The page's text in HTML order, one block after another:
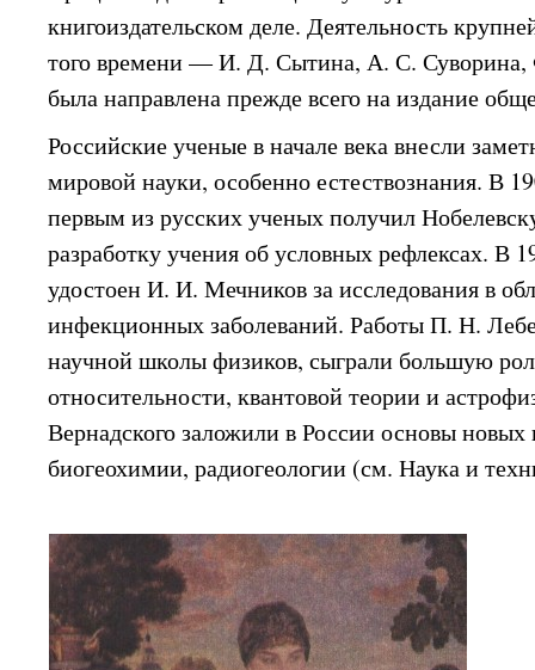
книгоиздательском деле. Деятельность
того времени — И. Д. Сытина, А. С.
была направлена прежде всего на издание
Российские ученые в начале века внесли
мировой науки, особенно естествознания. В
первым из русских ученых получил
разработку учения об условных рефлексах. В
удостоен И. И. Мечников за исследования в
инфекционных заболеваний. Работы П. Н.
научной школы физиков, сыграли большую
относительности, квантовой теории и
Вернадского заложили в России основы
биогеохимии, радиогеологии (см. Наука и